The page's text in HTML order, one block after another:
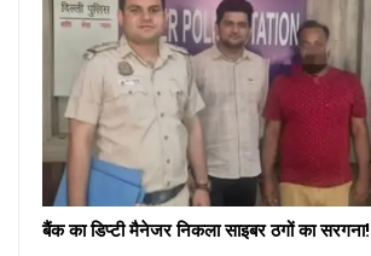
बैंक का डिप्टी मैनेजर निकला साइबर ठगों का सरगना!